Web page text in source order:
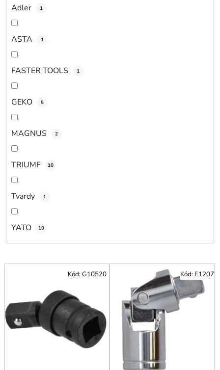
Adler 1
ASTA 1
FASTER TOOLS 1
GEKO 5
MAGNUS 2
TRIUMF 10
Tvardy 1
YATO 10
V
i
s
p
Kód:G10520 Kód: E1207